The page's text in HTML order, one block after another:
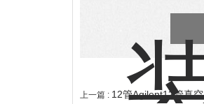
上一篇 : 12管Agilent12管真